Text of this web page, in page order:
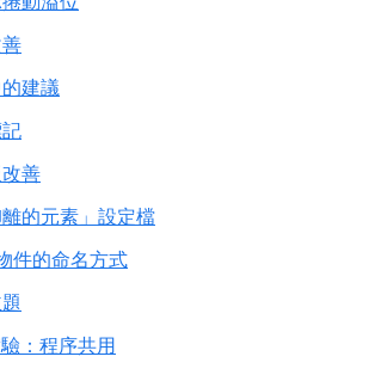
建議
善
的元素」設定檔
件的命名方式
：程序共用